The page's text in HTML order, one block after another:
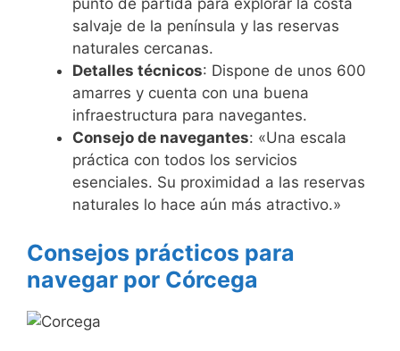
punto de partida para explorar la costa
salvaje de la península y las reservas
naturales cercanas.
Detalles técnicos: Dispone de unos 600
amarres y cuenta con una buena
infraestructura para navegantes.
Consejo de navegantes: «Una escala
práctica con todos los servicios
esenciales. Su proximidad a las reservas
naturales lo hace aún más atractivo.»
Consejos prácticos para
navegar por Córcega